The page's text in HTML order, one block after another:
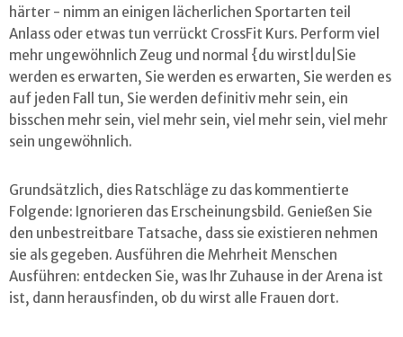
härter - nimm an einigen lächerlichen Sportarten teil
Anlass oder etwas tun verrückt CrossFit Kurs. Perform viel
mehr ungewöhnlich Zeug und normal {du wirst|du|Sie
werden es erwarten, Sie werden es erwarten, Sie werden es
auf jeden Fall tun, Sie werden definitiv mehr sein, ein
bisschen mehr sein, viel mehr sein, viel mehr sein, viel mehr
sein ungewöhnlich.
Grundsätzlich, dies Ratschläge zu das kommentierte
Folgende: Ignorieren das Erscheinungsbild. Genießen Sie
den unbestreitbare Tatsache, dass sie existieren nehmen
sie als gegeben. Ausführen die Mehrheit Menschen
Ausführen: entdecken Sie, was Ihr Zuhause in der Arena ist
ist, dann herausfinden, ob du wirst alle Frauen dort.